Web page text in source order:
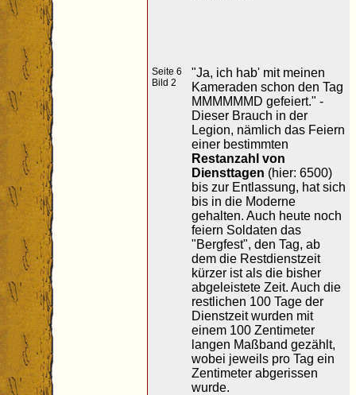
Seite 6
Bild 2
"Ja, ich hab' mit meinen
Kameraden schon den Tag
MMMMMMD gefeiert." -
Dieser Brauch in der
Legion, nämlich das Feiern
einer bestimmten
Restanzahl von
Diensttagen (hier: 6500)
bis zur Entlassung, hat sich
bis in die Moderne
gehalten. Auch heute noch
feiern Soldaten das
"Bergfest", den Tag, ab
dem die Restdienstzeit
kürzer ist als die bisher
abgeleistete Zeit. Auch die
restlichen 100 Tage der
Dienstzeit wurden mit
einem 100 Zentimeter
langen Maßband gezählt,
wobei jeweils pro Tag ein
Zentimeter abgerissen
wurde.